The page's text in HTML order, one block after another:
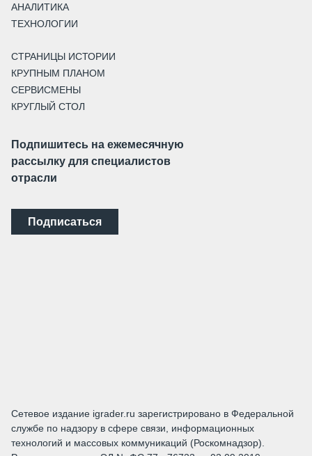
АНАЛИТИКА
ТЕХНОЛОГИИ
СТРАНИЦЫ ИСТОРИИ
КРУПНЫМ ПЛАНОМ
СЕРВИСМЕНЫ
КРУГЛЫЙ СТОЛ
Подпишитесь на ежемесячную
рассылку для специалистов
отрасли
Подписаться
Сетевое издание igrader.ru зарегистрировано в Федеральной
службе по надзору в сфере связи, информационных
технологий и массовых коммуникаций (Роскомнадзор).